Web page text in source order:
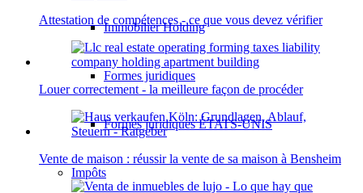
Immobilier Holding
Formes juridiques
Formes juridiques ÉTATS-UNIS
Impôts
Attestation de compétences - ce que vous devez vérifier
Louer correctement - la meilleure façon de procéder
Vente de maison : réussir la vente de sa maison à Bensheim